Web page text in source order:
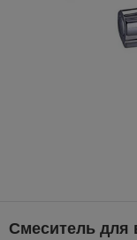
Смеситель для